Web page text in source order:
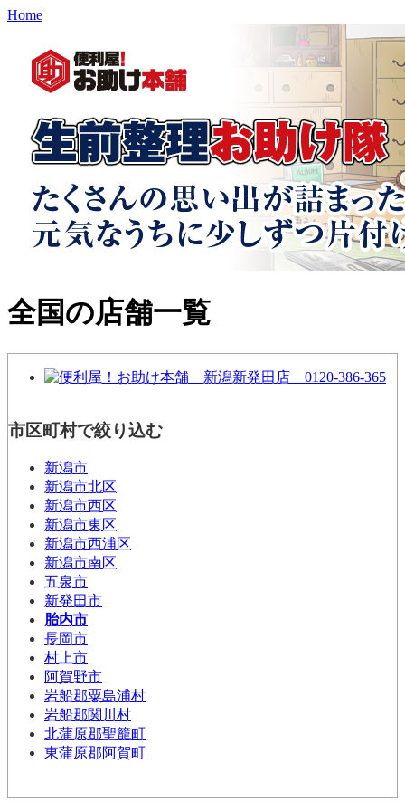
Home
全国の店舗一覧
市区町村で絞り込む
新潟市
新潟市北区
新潟市西区
新潟市東区
新潟市西浦区
新潟市南区
五泉市
新発田市
胎内市
長岡市
村上市
阿賀野市
岩船郡粟島浦村
岩船郡関川村
北蒲原郡聖籠町
東蒲原郡阿賀町